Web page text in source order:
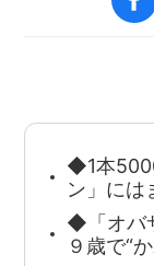
◆1本
ン」には
◆「オバ
９歳で“